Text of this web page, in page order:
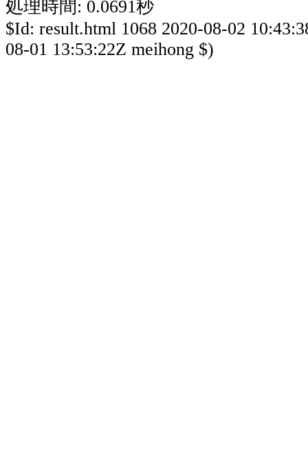
処理時間: 0.0691秒
$Id: result.html 1068 2020-08-02
08-01 13:53:22Z meihong $)